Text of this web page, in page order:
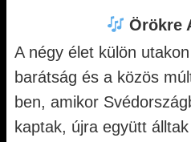
Örökre
A négy élet külön
barátság és a közös
ben, amikor
kaptak, újra együtt